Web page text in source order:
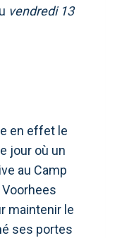
vendredi 13
en effet le
jour où un
au Camp
maintenir le
ses portes